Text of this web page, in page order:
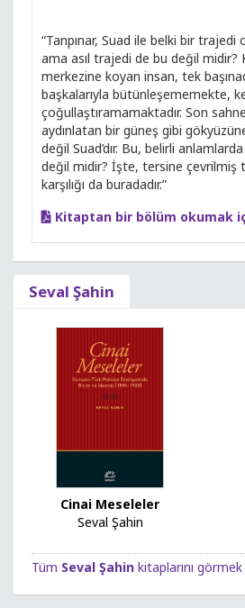
“Tanpınar, Suad ile belki bir trajedi
ama asıl trajedi de bu değil midir?
merkezine koyan insan, tek
başkalarıyla bütünleşememekte,
çoğullaştıramamaktadır. Son
aydınlatan bir güneş gibi
değil Suad’dır. Bu, belirli
değil midir? İşte, tersine çevrilmiş
karşılığı da buradadır.”
Kitaptan bir bölüm okumak
Seval Şahin
Cinai Meseleler
Seval Şahin
Tüm Seval Şahin kitaplarını görmek